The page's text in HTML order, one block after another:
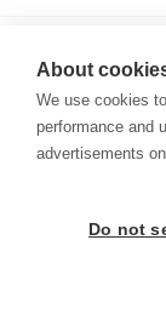
About
We use cookies
performance and
advertisements
Do not